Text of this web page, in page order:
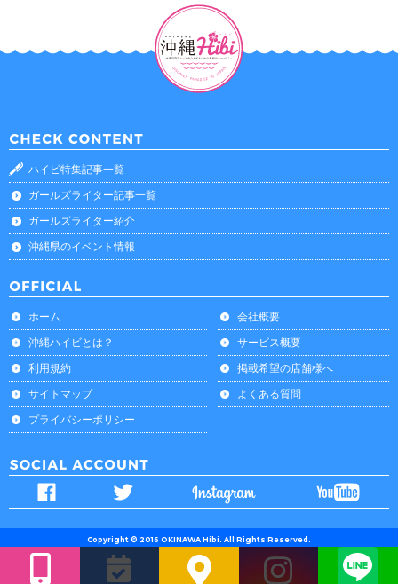
ハイビ特集記事一覧
ガールズライター記事一覧
ガールズライター紹介
沖縄県のイベント情報
ホーム
会社概要
沖縄ハイビとは？
サービス概要
利用規約
掲載希望の店舗様へ
サイトマップ
よくある質問
プライバシーポリシー
Copyright © 2016 OKINAWA Hibi. All Rights Reserved.